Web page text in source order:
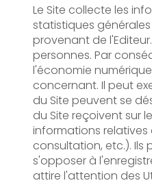
Le Site collecte les
statistiques
provenant de
personnes. Par
l'économie
concernant. Il peut
du Site peuvent se
du Site reçoivent sur
informations relatives
consultation, etc.). Ils
s'opposer à
attire l'attention des